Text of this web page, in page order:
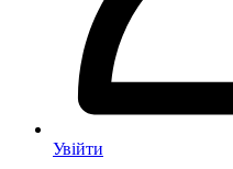
Увійти